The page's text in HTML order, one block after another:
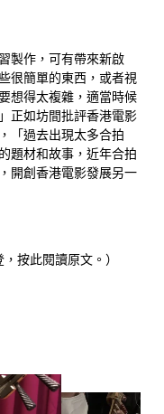
製作，可有帶來新啟
很簡單的東西，或者視
想得太複雜，適當時候
正如坊間批評香港電影
「過去出現太多合拍
題材和故事，近年合拍
開創香港電影發展另一
按此閱讀原文。）